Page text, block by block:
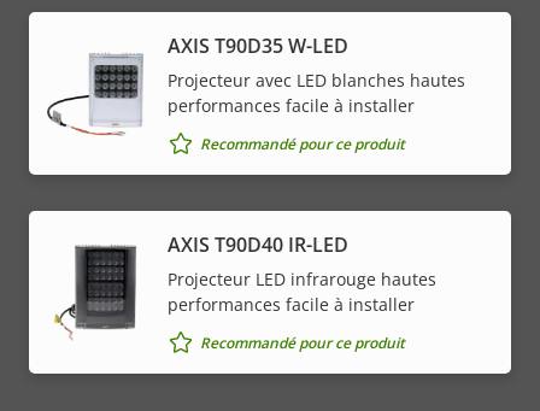
AXIS T90D35 W-LED
Projecteur avec LED blanches hautes
performances facile à installer
Recommandé pour ce produit
AXIS T90D40 IR-LED
Projecteur LED infrarouge hautes
performances facile à installer
Recommandé pour ce produit